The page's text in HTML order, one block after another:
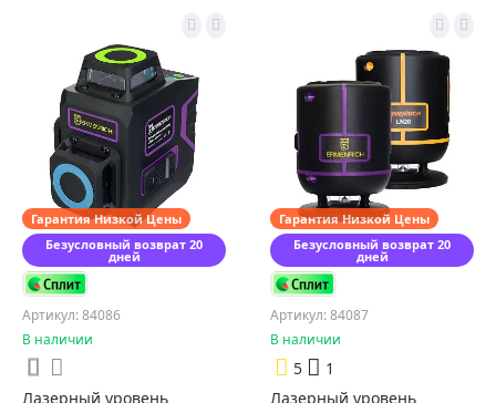
Гарантия Низкой Цены
Безусловный возврат 20
дней
Артикул: 84086
В наличии
Лазерный уровень
Гарантия Низкой Цены
Безусловный возврат 20
дней
Артикул: 84087
В наличии
5
1
Лазерный уровень